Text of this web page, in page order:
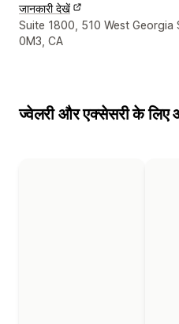
जानकारी देखें
डिज़ाइनर के संपर्क की जानकारी
Suite 1800, 510 West Georgia
0M3, CA
ज्वेलरी और एक्सेसरी के लिए